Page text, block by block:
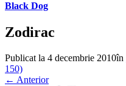
Black Dog
Zodirac
Publicat la 4 decembrie 2010în
150)
← Anterior